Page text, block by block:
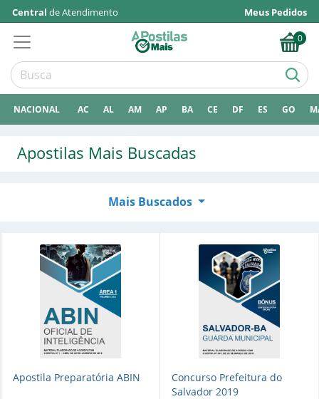
Central de Atendimento Meus Pedidos
0
NACIONAL AC AL AM AP BA CE DF ES GO
Apostilas Mais Buscadas
Mais Buscados
Apostila Preparatória ABIN
Concurso Prefeitura do
Salvador 2019